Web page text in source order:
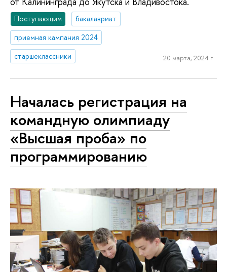
Поступающим
бакалавриат
приемная кампания 2024
старшеклассники
20 марта, 2024 г.
Началась регистрация на
командную олимпиаду
«Высшая проба» по
программированию